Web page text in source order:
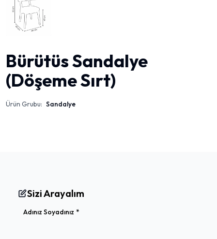
Bürütüs Sandalye
(Döşeme Sırt)
Ürün Grubu: Sandalye
Sizi Arayalım
Adınız Soyadınız *